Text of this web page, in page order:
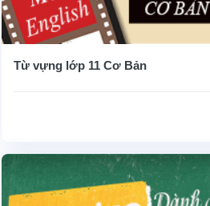
Từ vựng lớp 11 Cơ Bản